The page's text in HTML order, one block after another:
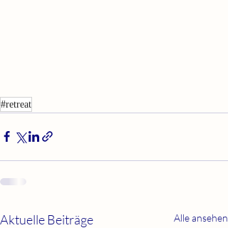
#retreat
Aktuelle Beiträge Alle ansehen